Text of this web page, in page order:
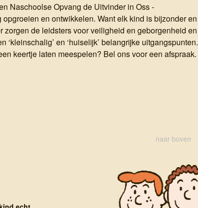
Naschoolse Opvang de Uitvinder in Oss -
en ontwikkelen. Want elk kind is bijzonder en
de leidsters voor veiligheid en geborgenheid en
en ‘huiselijk’ belangrijke uitgangspunten.
keertje laten meespelen? Bel ons voor een afspraak.
naar boven